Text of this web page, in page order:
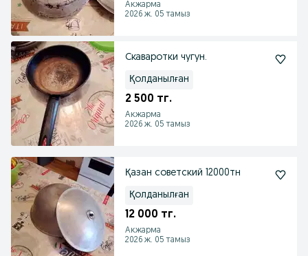
Акжарма
2026 ж. 05 тамыз
Скаваротки чугун.
Қолданылған
2 500 тг.
Акжарма
2026 ж. 05 тамыз
Қазан советский 12000тн
Қолданылған
12 000 тг.
Акжарма
2026 ж. 05 тамыз